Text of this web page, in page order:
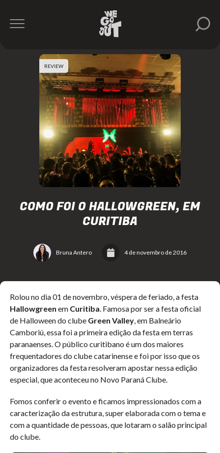
COMO FOI O HALLOWGREEN, EM
CURITIBA
Bruna Antero 4 de novembro de 2016
REVIEW
Rolou no dia 01 de novembro, véspera de feriado, a festa
Hallowgreen em Curitiba. Famosa por ser a festa oficial
de Halloween do clube Green Valley, em Balneário
Camboriú, essa foi a primeira edição da festa em terras
paranaenses. O público curitibano é um dos maiores
frequentadores do clube catarinense e foi por isso que os
organizadores da festa resolveram apostar nessa edição
especial, que aconteceu no Novo Paraná Clube.
Fomos conferir o evento e ficamos impressionados com a
caracterização da estrutura, super elaborada com o tema e
com a quantidade de pessoas, que lotaram o salão principal
do clube.